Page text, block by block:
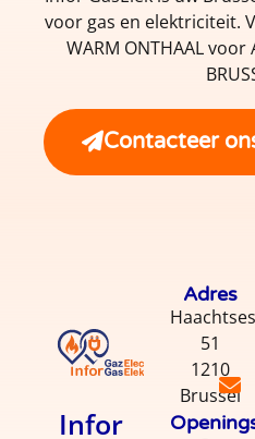
voor gas en elektriciteit.
WARM ONTHAAL voor
Contacteer
Infor
Adres
51
1210
Brussel